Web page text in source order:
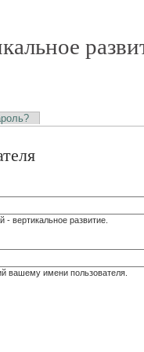
вертикальное развитие.
вашему имени пользователя.